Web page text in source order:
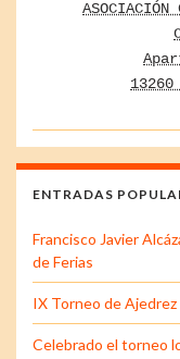
ASOCIACIÓN
ENTRADAS
Francisco Javier
de Ferias
IX Torneo de Ajedrez
Celebrado el torneo